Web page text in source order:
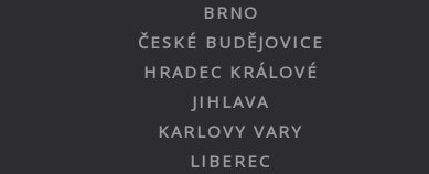
BRNO
ČESKÉ BUDĚJOVICE
HRADEC KRÁLOVÉ
JIHLAVA
KARLOVY VARY
LIBEREC